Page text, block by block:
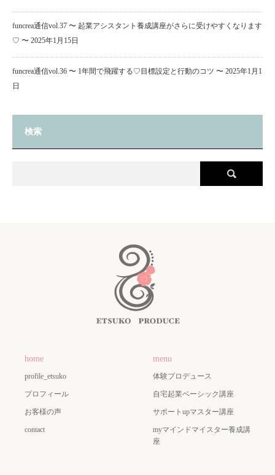
funcrea通信vol.37 〜 起業アシスタント養成講座がさらに受けやすくなります
♡ 〜 2025年1月15日
funcrea通信vol.36 〜 1年間で飛躍する♡目標設定と行動のコツ 〜 2025年1月1
日
検索
home
profile_etsuko
プロフィール
お客様の声
contact
menu
体験プロデュース
自宅起業ベーシック講座
サポートupマスター講座
myマインドマイスター養成講
座